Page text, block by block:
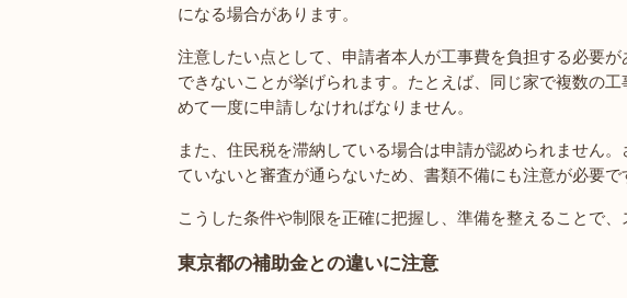
になる場合があります。
注意したい点として、申請者本人が工事費を負担する必要
できないことが挙げられます。たとえば、同じ家で複数の
めて一度に申請しなければなりません。
また、住民税を滞納している場合は申請が認められません
ていないと審査が通らないため、書類不備にも注意が必要で
こうした条件や制限を正確に把握し、準備を整えることで、
東京都の補助金との違いに注意